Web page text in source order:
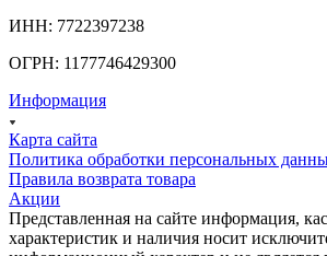
ИНН: 7722397238
ОГРН: 1177746429300
Информация
Карта сайта
Политика обработки персональных
Правила возврата товара
Акции
Представленная на сайте информация,
характеристик и наличия носит